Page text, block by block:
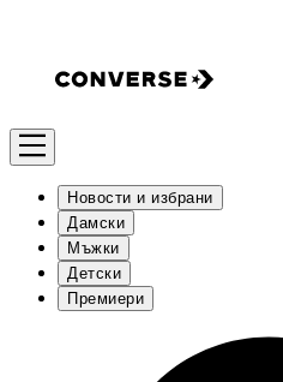
Новости и избрани
Дамски
Мъжки
Детски
Премиери